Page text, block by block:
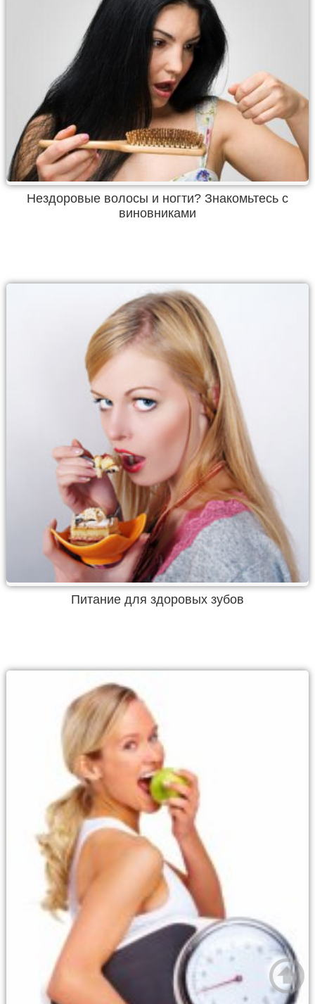
Нездоровые волосы и ногти? Знакомьтесь с
виновниками
Питание для здоровых зубов